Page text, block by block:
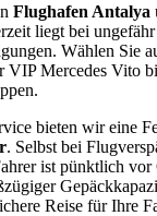
Flughafen Antalya
liegt bei ungefähr
Wählen Sie
Mercedes Vito
bieten wir eine
. Selbst bei
ist pünktlich
Reise für Ihre